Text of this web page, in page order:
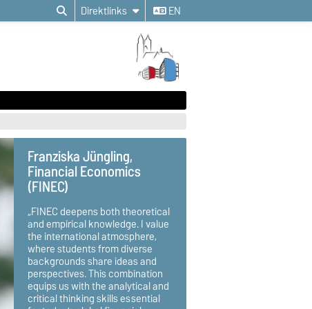
Direktlinks EN
Franziska Jüngling,
Financial Economics
(FINEC)
„FINEC deepens both theoretical
and empirical knowledge. I value
the international atmosphere,
where students from diverse
backgrounds share ideas and
perspectives. This combination
equips us with the analytical and
critical thinking skills essential